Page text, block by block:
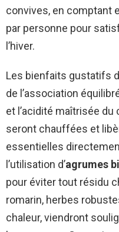
convives, en comptant
par personne pour
l’hiver.
Les bienfaits gustatifs
de l’association
et l’acidité maîtrisée
seront chauffées et
essentielles
l’utilisation d’agrumes
pour éviter tout résidu
romarin, herbes
chaleur, viendront